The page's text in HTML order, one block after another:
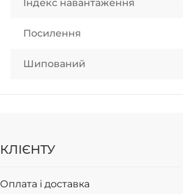
Індекс навантаження
Посилення
Шипований
КЛІЄНТУ
Оплата і доставка